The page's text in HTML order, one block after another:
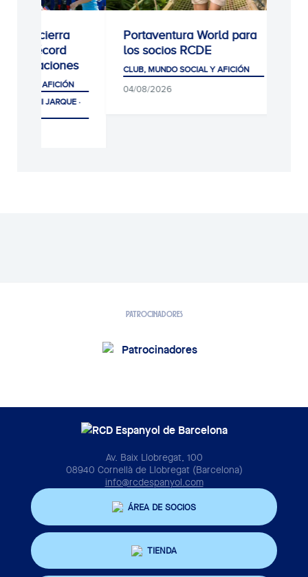
Portaventura World para
los socios RCDE
CLUB, MUNDO SOCIAL Y AFICIÓN
04/08/2026
Estreno de la
Coventry
PATROCINADORES
Av. Baix Llobregat, 100
08940 Cornellà de Llobregat (Barcelona)
info@rcdespanyol.com
ÁREA DE SOCIOS
TIENDA